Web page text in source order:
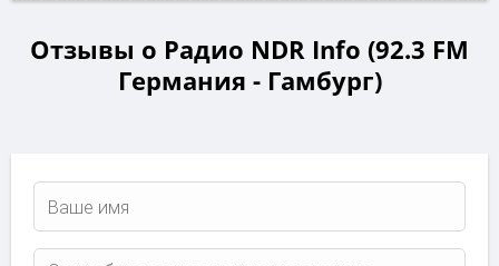
Отзывы о Радио NDR Info (92.3 FM
Германия - Гамбург)